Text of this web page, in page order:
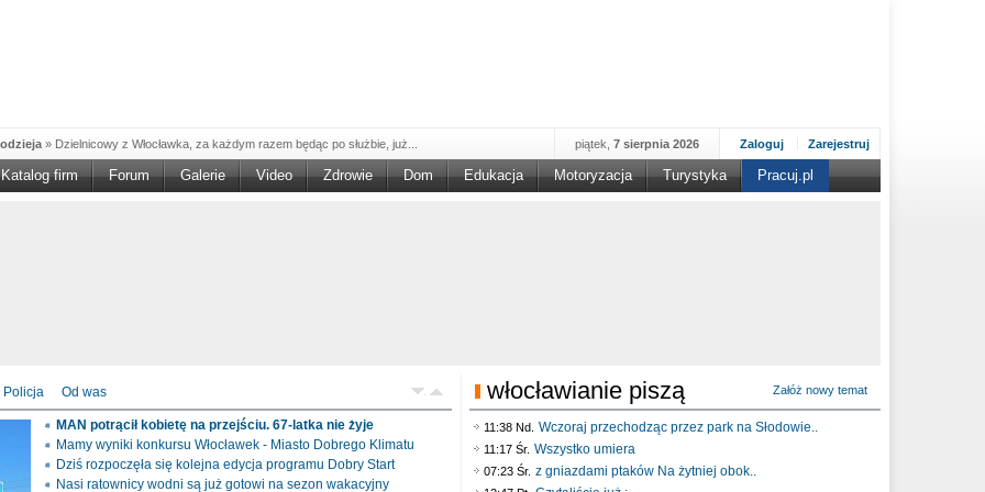
» Dzielnicowy z Włocławka, za każdym razem będąc po służbie, już...
w NGO'»Ruszył nabór w konkursie „Wsparcie Organizacji Wolontariatu w NGO –
» Od czerwca rozpoczął się nowy okres świadczeniowy 800 plus, który
» Policjanci ruchu drogowego przeprowadzili na drogach Włocławka i
Zaloguj Zarejestruj
piątek, 7 sierpnia 2026
Katalog firm Forum Galerie Video Zdrowie Dom Edukacja Motoryzacja Turystyka Pracuj.pl
Policja Od was
MAN potrącił kobietę na przejściu. 67-latka nie żyje
Mamy wyniki konkursu Włocławek - Miasto Dobrego Klimatu
Dziś rozpoczęła się kolejna edycja programu Dobry Start
Nasi ratownicy wodni są już gotowi na sezon wakacyjny
włocławianie piszą Załóż nowy temat
11:38 Nd. Wczoraj przechodząc przez park na Słodowie..
11:17 Śr. Wszystko umiera
07:23 Śr. z gniazdami ptaków Na żytniej obok..